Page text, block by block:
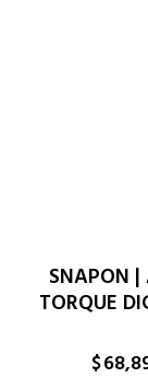
SNAPON |
TORQUE
$